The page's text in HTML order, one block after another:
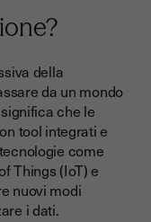
della
da un mondo
che le
tool integrati e
come
Things (IoT) e
nuovi modi
i dati.